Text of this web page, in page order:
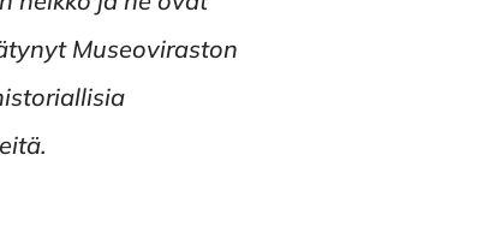
Museoviraston